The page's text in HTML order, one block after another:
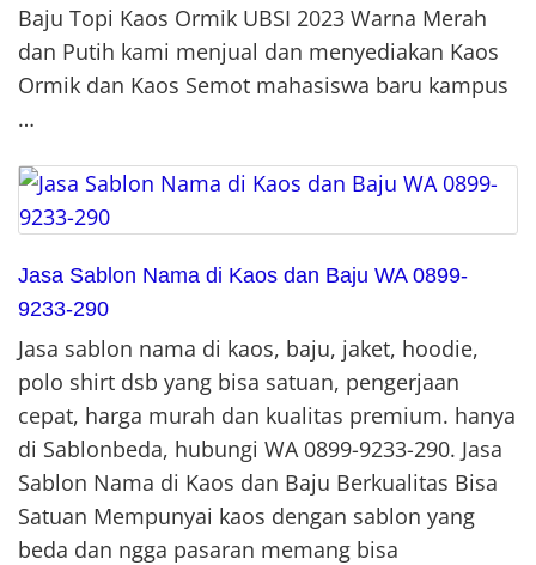
Baju Topi Kaos Ormik UBSI 2023 Warna Merah
dan Putih kami menjual dan menyediakan Kaos
Ormik dan Kaos Semot mahasiswa baru kampus
…
Jasa Sablon Nama di Kaos dan Baju WA 0899-
9233-290
Jasa sablon nama di kaos, baju, jaket, hoodie,
polo shirt dsb yang bisa satuan, pengerjaan
cepat, harga murah dan kualitas premium. hanya
di Sablonbeda, hubungi WA 0899-9233-290. Jasa
Sablon Nama di Kaos dan Baju Berkualitas Bisa
Satuan Mempunyai kaos dengan sablon yang
beda dan ngga pasaran memang bisa